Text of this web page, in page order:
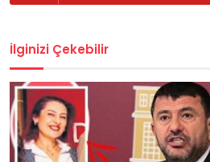
İlginizi Çekebilir